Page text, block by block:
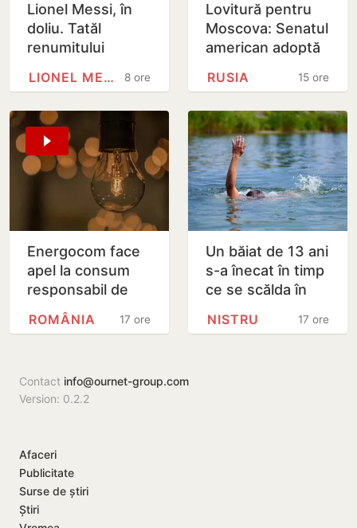
Lionel Messi, în
doliu. Tatăl
renumitului
decedat
8 ore
LIONEL MESSI
Lovitură pentru
Moscova: Senatul
american adoptă
împotriva Rusiei15 ore
RUSIA
Energocom face
apel la consum
responsabil de
energie în orele
de vârfe vârf
17 ore
ROMÂNIA
Un băiat de 13 ani
s-a înecat în timp
ce se scălda în
neautorizată din
17 ore
NISTRU
Contact info@ournet-group.com
Version: 0.2.2
Afaceri
Publicitate
Surse de știri
Știri